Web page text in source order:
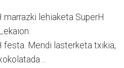
marrazki lehiaketa SuperH
festa. Mendi lasterketa txikia,